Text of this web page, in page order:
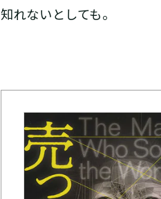
知れないとしても。